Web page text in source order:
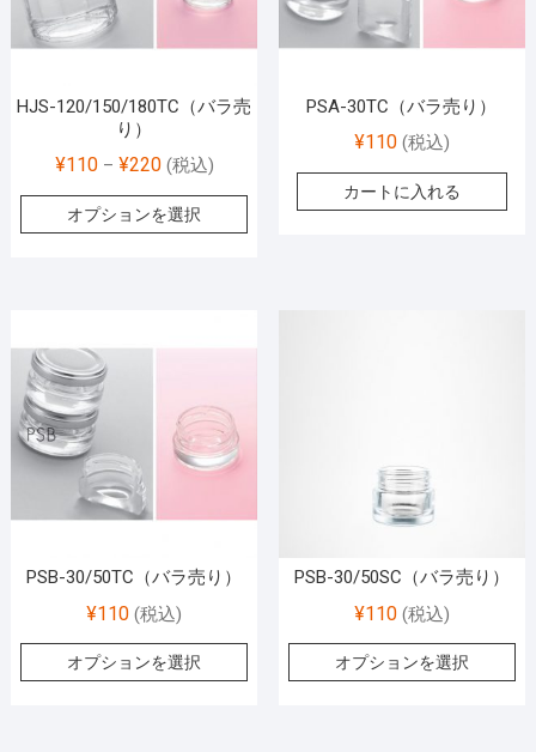
HJS-120/150/180TC（バラ売
り）
¥110– ¥220 (税込)
オプションを選択
PSA-30TC（バラ売り）
¥110 (税込)
カートに入れる
PSB-30/50TC（バラ売り）
¥110 (税込)
オプションを選択
PSB-30/50SC（バラ売り）
¥110 (税込)
オプションを選択